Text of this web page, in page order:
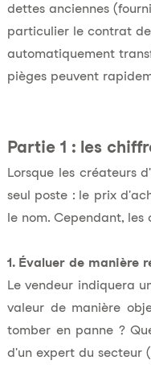
dettes anciennes
particulier le contrat
automatiquement
pièges peuvent
Partie 1 : les
Lorsque les créateurs
seul poste : le prix
le nom. Cependant, les
1. Évaluer de manière
Le vendeur indiquera
valeur de manière
tomber en panne ?
d'un expert du secteur